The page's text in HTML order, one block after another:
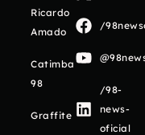
Ricardo
Amado
Catimba
98
Graffite
/
/98-
news-
oficial